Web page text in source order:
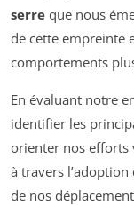
serre que nous
de cette empreinte
comportements
En évaluant notre
identifier les
orienter nos efforts
à travers l’adoption
de nos